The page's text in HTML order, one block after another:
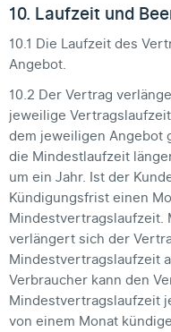
10. Laufzeit und
10.1 Die Laufzeit des
Angebot.
10.2 Der Vertrag
jeweilige
dem jeweiligen Angebot
die Mindestlaufzeit
um ein Jahr. Ist der
Kündigungsfrist einen
Mindestvertragslaufzeit.
verlängert sich der
Mindestvertragslaufzeit
Verbraucher kann den
Mindestvertragslaufzeit
von einem Monat